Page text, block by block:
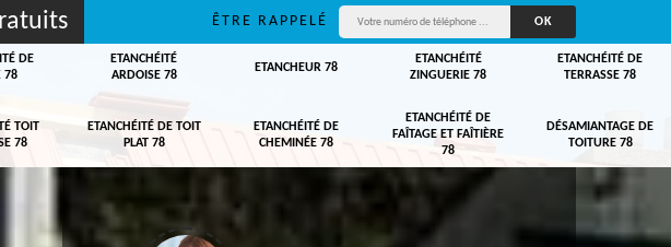
ÊTRE RAPPELÉ
DE
78
ETANCHÉITÉ
ARDOISE 78
ETANCHEUR 78
ETANCHÉITÉ
ZINGUERIE 78
ETANCHÉITÉ DE
TERRASSE 78
TOIT
78
ETANCHÉITÉ DE TOIT
PLAT 78
ETANCHÉITÉ DE
CHEMINÉE 78
ETANCHÉITÉ DE
FAÎTAGE ET FAÎTIÈRE
78
DÉSAMIANTAGE DE
TOITURE 78